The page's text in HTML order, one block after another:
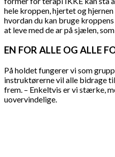
hele kroppen, hjertet og
hvordan du kan bruge
at leve med de ar på sjælen,
EN FOR ALLE OG ALLE
På holdet fungerer vi som
instruktørerne vil alle bidrage
frem. – Enkeltvis er vi stærke,
uovervindelige.